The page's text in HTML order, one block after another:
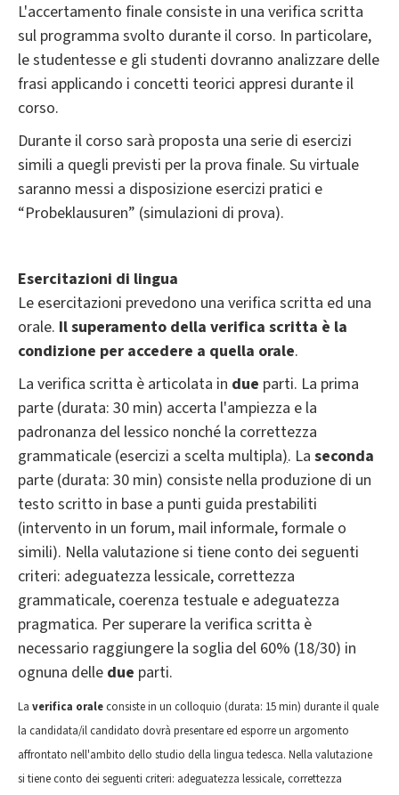
L'accertamento finale consiste in una verifica scritta
sul programma svolto durante il corso. In particolare,
le studentesse e gli studenti dovranno analizzare delle
frasi applicando i concetti teorici appresi durante il
corso.
Durante il corso sarà proposta una serie di esercizi
simili a quegli previsti per la prova finale. Su virtuale
saranno messi a disposizione esercizi pratici e
“Probeklausuren” (simulazioni di prova).
Esercitazioni di lingua
Le esercitazioni prevedono una verifica scritta ed una
orale. Il superamento della verifica scritta è la
condizione per accedere a quella orale.
La verifica scritta è articolata in due parti. La prima
parte (durata: 30 min) accerta l'ampiezza e la
padronanza del lessico nonché la correttezza
grammaticale (esercizi a scelta multipla). La seconda
parte (durata: 30 min) consiste nella produzione di un
testo scritto in base a punti guida prestabiliti
(intervento in un forum, mail informale, formale o
simili). Nella valutazione si tiene conto dei seguenti
criteri: adeguatezza lessicale, correttezza
grammaticale, coerenza testuale e adeguatezza
pragmatica. Per superare la verifica scritta è
necessario raggiungere la soglia del 60% (18/30) in
ognuna delle due parti.
La verifica oraleconsiste in un colloquio (durata: 15 min) durante il quale
la candidata/il candidato dovrà presentare ed esporre un argomento
affrontato nell'ambito dello studio della lingua tedesca. Nella valutazione
si tiene conto dei seguenti criteri: adeguatezza lessicale, correttezza